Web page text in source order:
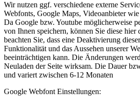
Wir nutzen ggf. verschiedene externe
Webfonts, Google Maps, Videoanbieter
Da Google bzw. Youtube möglicherweise
von Ihnen speichern, können Sie diese hier
beachten Sie, dass eine Deaktivierung
Funktionalität und das Aussehen unserer
beeinträchtigen kann. Die Änderungen
Neuladen der Seite wirksam. Die Dauer
und variert zwischen 6-12 Monaten
Google Webfont Einstellungen: